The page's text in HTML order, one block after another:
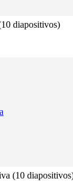
diapositivos)
(10